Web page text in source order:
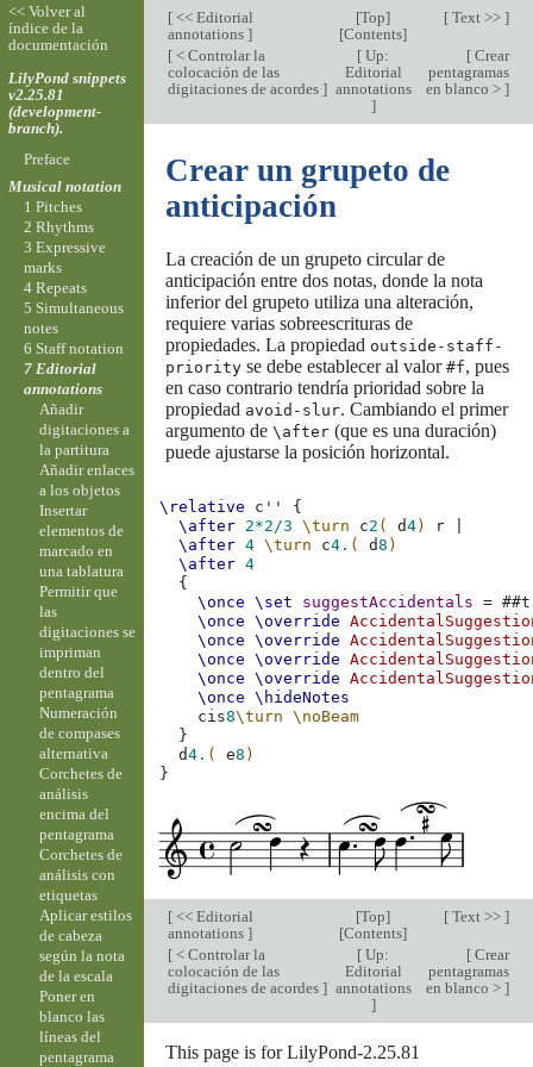
[<< Editorial
annotations ]
[Top]
[Contents]
[Text >> ]
[< Controlar la
colocación de las
digitaciones de acordes ]
[ Up:
Editorial
annotations
]
[Crear
pentagramas
en blanco > ]
Crear un grupeto de
anticipación
La creación de un grupeto circular de
anticipación entre dos notas, donde la nota
inferior del grupeto utiliza una alteración,
requiere varias sobreescrituras de
propiedades. La propiedad outside-staff-
priorityse debe establecer al valor #f, pues
en caso contrario tendría prioridad sobre la
propiedad avoid-slur. Cambiando el primer
argumento de \after(que es una duración)
puede ajustarse la posición horizontal.
\relative c''
{
\after 2*2/3 \turn c2 ( d4) r
\after 4 \turn c4. ( d8 )
\after 4
{
\once
\set suggestAccidentals = ##t
\once
\override
\once
\override
\once
\override
\once
\override
\once
\hideNotes
cis8\turn
\noBeam
}
d4. ( e8 )
}
[<< Editorial
annotations ]
[Top]
[Contents]
[Text >> ]
[< Controlar la
colocación de las
digitaciones de acordes ]
[ Up:
Editorial
annotations
]
[Crear
pentagramas
en blanco > ]
This page is for LilyPond-2.25.81
<< Volver al
índice de la
documentación
LilyPond snippets
v2.25.81
(development-
branch).
Preface
Musical notation
1 Pitches
2 Rhythms
3 Expressive
marks
4 Repeats
5 Simultaneous
notes
6 Staff notation
7 Editorial
annotations
Añadir
digitaciones a
la partitura
Añadir enlaces
a los objetos
Insertar
elementos de
marcado en
una tablatura
Permitir que
las
digitaciones se
impriman
dentro del
pentagrama
Numeración
de compases
alternativa
Corchetes de
análisis
encima del
pentagrama
Corchetes de
análisis con
etiquetas
Aplicar estilos
de cabeza
según la nota
de la escala
Poner en
blanco las
líneas del
pentagrama